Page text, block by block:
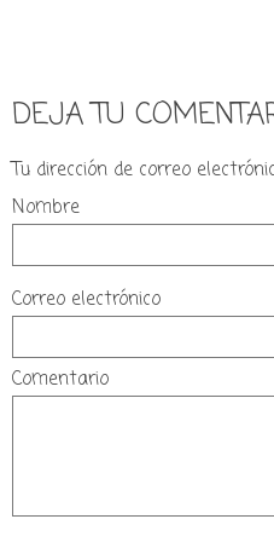
DEJA TU
Tu dirección de correo
Nombre
Correo electrónico
Comentario